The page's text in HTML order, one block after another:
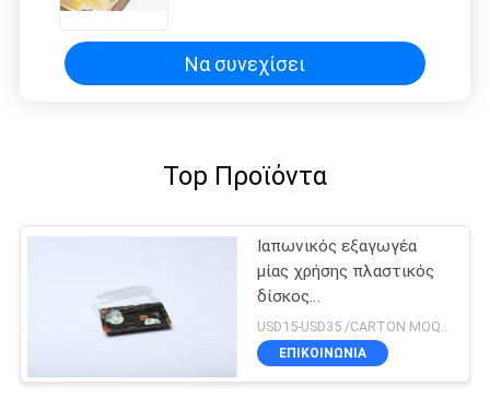
Να συνεχίσει
Top Προϊόντα
Ιαπωνικός εξαγωγέα
μίας χρήσης πλαστικός
δίσκος
εμπορευματοκιβωτίων
κιβωτίων σουσιών
USD15-USD35 /CARTON MOQ:ΧΑΡΤΟΚΙΒΩΤΙΟ 100
ΕΠΙΚΟΙΝΩΝΙΑ